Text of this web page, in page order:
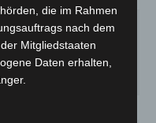
7-Tage-
Inzidenz
die im Rahmen
nach dem
Mitgliedstaaten
Daten erhalten,